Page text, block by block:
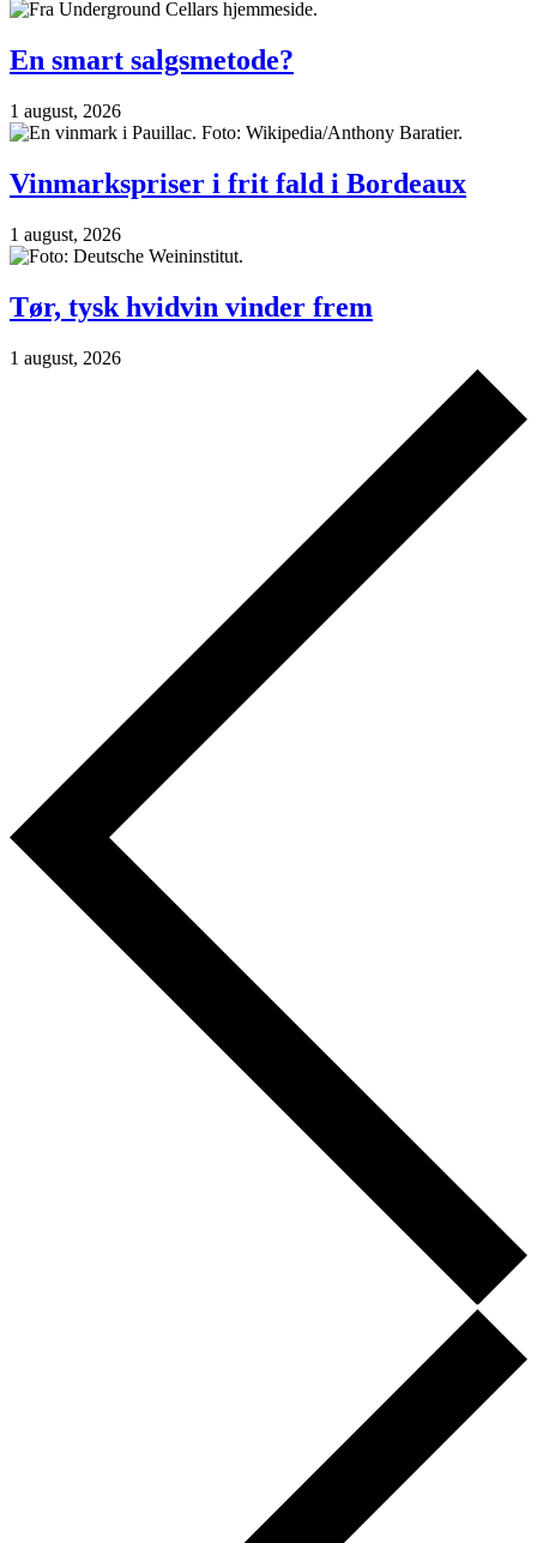
En smart salgsmetode?
1 august, 2026
Vinmarkspriser i frit fald i Bordeaux
1 august, 2026
Tør, tysk hvidvin vinder frem
1 august, 2026